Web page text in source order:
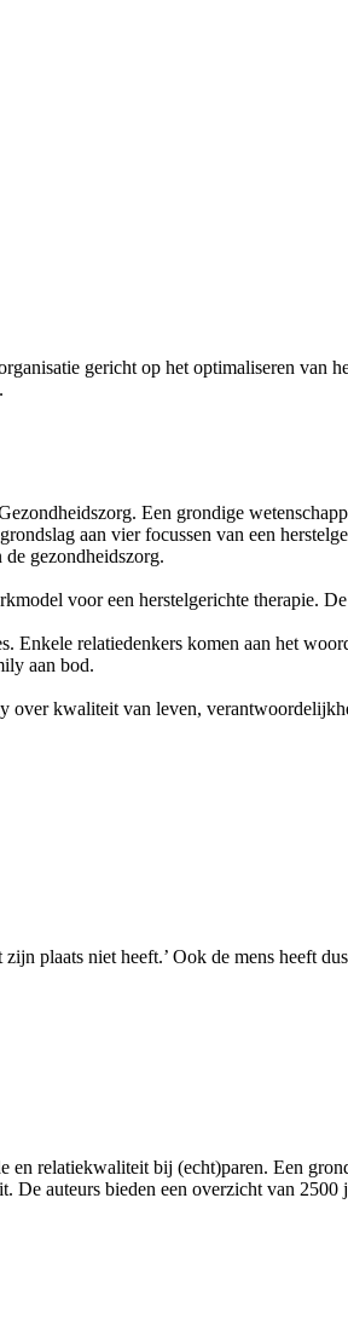
Een grondige
aan vier focussen van een
gezondheidszorg.
voor een herstelgerichte therapie.
Enkele relatiedenkers komen aan het
aan bod.
over kwaliteit van leven,
plaats niet heeft.’ Ook de mens heeft
relatiekwaliteit bij (echt)paren. Een
De auteurs bieden een overzicht van 2500